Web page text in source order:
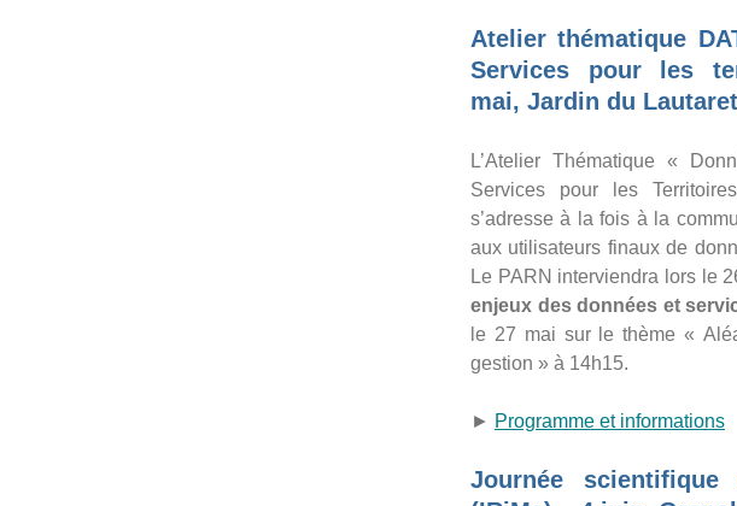
Atelier thématique
Services pour les
mai, Jardin du
L’Atelier Thématique «
Services pour les
s’adresse à la fois à la
aux utilisateurs finaux de
Le PARN interviendra lors le
enjeux des données et
le 27 mai sur le thème «
gestion » à 14h15.
► Programme et informations
Journée